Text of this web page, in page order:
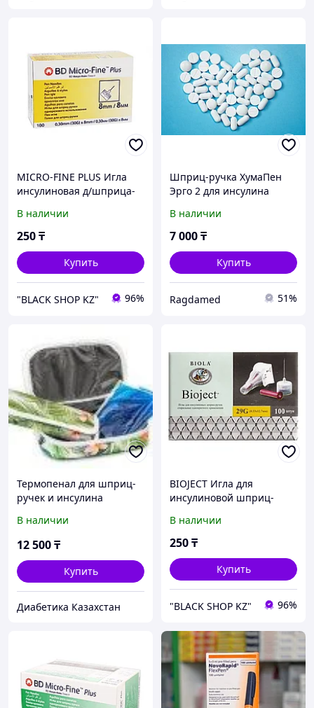
MICRO-FINE PLUS Игла
инсулиновая д/шприца-
В наличии
250₸
Купить
"BLACK SHOP KZ" 96%
Шприц-ручка ХумаПен
Эрго 2 для инсулина
В наличии
7 000₸
Купить
Ragdamed 51%
Термопенал для шприц-
ручек и инсулина
В наличии
12 500₸
Купить
Диабетика Казахстан
BIOJECT Игла для
инсулиновой шприц-
В наличии
250₸
Купить
"BLACK SHOP KZ" 96%